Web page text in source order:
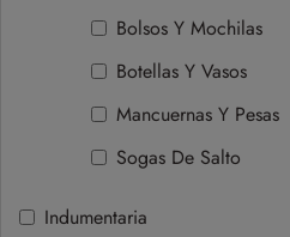
Bolsos Y Mochilas
Botellas Y Vasos
Mancuernas Y Pesas
Sogas De Salto
Indumentaria